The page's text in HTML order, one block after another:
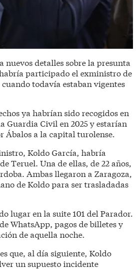
detalles sobre la presunta
participado el exministro de
todavía estaban vigentes
ya habrían sido recogidos en
Guardia Civil en 2025 y estarían
Ábalos a la capital turolense.
Koldo García, habría
Teruel. Una de ellas, de 22 años,
Ambas llegaron a Zaragoza,
de Koldo para ser trasladadas
lugar en la suite 101 del Parador.
WhatsApp, pagos de billetes y
de aquella noche.
que, al día siguiente, Koldo
un supuesto incidente